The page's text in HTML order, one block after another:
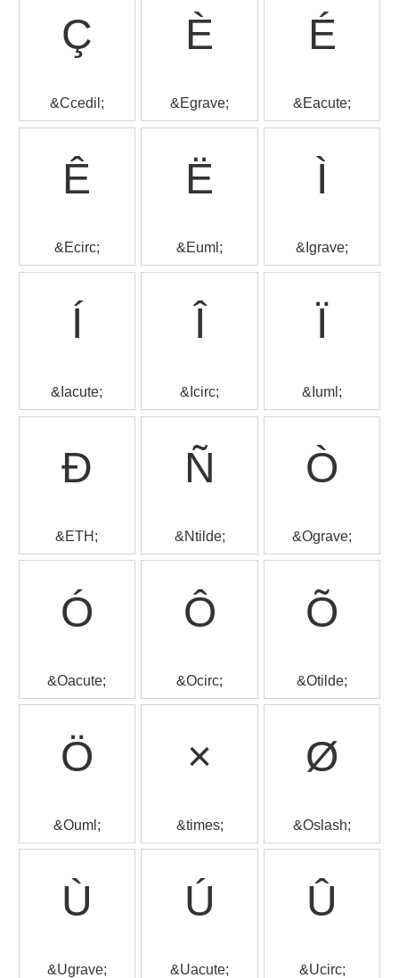
Ç
&Ccedil;
È
&Egrave;
É
&Eacute;
Ê
&Ecirc;
Ë
&Euml;
Ì
&Igrave;
Í
&Iacute;
Î
&Icirc;
Ï
&Iuml;
Ð
&ETH;
Ñ
&Ntilde;
Ò
&Ograve;
Ó
&Oacute;
Ô
&Ocirc;
Õ
&Otilde;
Ö
&Ouml;
×
&times;
Ø
&Oslash;
Ù
&Ugrave;
Ú
&Uacute;
Û
&Ucirc;